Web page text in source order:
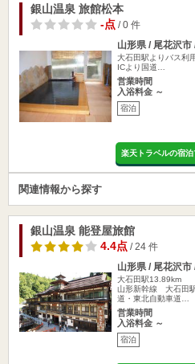
銀山温泉 旅館松本
-点/ 0 件
山形県 / 尾花沢市
大石田駅よりバス利
ICより国道…
営業時間
入浴料金 ～
宿泊
楽天トラベルの宿
関連情報から探す
銀山温泉 能登屋旅館
4.4点/ 24 件
山形県 / 尾花沢市
大石田駅13.89km
山形新幹線 大石田
道・東北自動車道…
営業時間
入浴料金 ～
宿泊